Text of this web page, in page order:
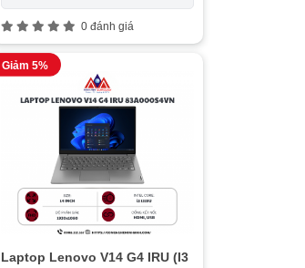
0 đánh giá
Giảm 5%
Laptop Lenovo V14 G4 IRU (I3